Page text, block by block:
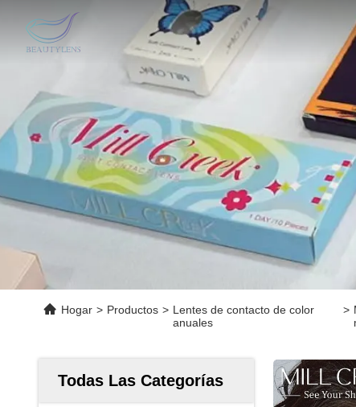
Hogar > Productos > Lentes de contacto de color
anuales
>
Todas Las Categorías